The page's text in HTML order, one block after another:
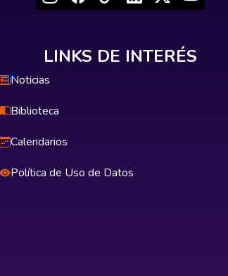
LINKS DE INTERÉS
Noticias
Biblioteca
Calendarios
Política de Uso de Datos